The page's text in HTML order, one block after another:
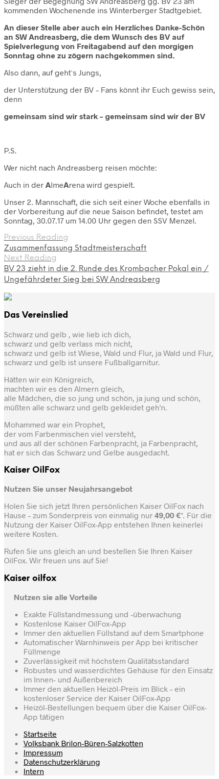
kommenden Wochenende ins Winterberger Stadtgebiet.
An dieser Stelle aber auch ein Herzliches Danke-Schön
an SW Andreasberg, die dem Wunsch des BV auf
Spielverlegung von Freitagabend auf den morgigen
Sonntag ohne zu zögern nachgekommen sind.
Also dann, auf geht`s Jungs,
der Unterstützung der BV – Fans könnt ihr Euch gewiss sein,
denn
gemeinsam sind wir stark – gemeinsam sind wir der BV
P.S.
Wer nicht nach Andreasberg reisen möchte:
Auch in der AlmeArena wird gespielt.
Unser 2. Mannschaft, die sich seit einer Woche ebenfalls in
der Vorbereitung auf die neue Saison befindet, testet am
Sonntag, 30.07.17 um 14.00 Uhr gegen den SSV Menzel.
Previous Reading
Zusammenfassung Stadtmeisterschaft
Next Reading
BV 23 zieht in die 2. Runde des Krombacher Pokal ein /
Ungefährdeter Sieg bei SW Andreasberg
Das Vereinslied
Schwarz und gelb , wie lieb ich dich,
schwarz und gelb verlass mich nicht,
schwarz und gelb ist Wiese, Wald und Flur, ja Wald und Flur,
schwarz und gelb ist unsere Fußballgarnitur.
Hätten wir ein Königreich,
machten wir es den Almern gleich,
alle Mädchen, die so jung und schön, ja jung und schön,
müßten alle schwarz und gelb gekleidet geh'n.
Mohammed war ein Prophet,
der vom Farbenmischen viel versteht,
und aus all der schönen Farbenpracht, ja Farbenpracht,
hat er sich das Schwarz und Gelbe ausgedacht.
Kaiser OilFox
Nutzen Sie unser Neujahrsangebot
Holen Sie sich jetzt Ihren persönlichen Kaiser OilFox nach
Hause – zum Sonderpreis von einmalig nur 49,00 €*. Für die
Nutzung der Kaiser OilFox-App entstehen Ihnen keinerlei
weitere Kosten.
Rufen Sie uns gleich an und bestellen Sie Ihren Kaiser
OilFox. Wir freuen uns auf Sie!
Kaiser oilfox
Nutzen sie alle Vorteile
Exakte Füllstandmessung und -überwachung
Kostenlose Kaiser OilFox-App
Immer den aktuellen Füllstand auf dem Smartphone
Automatischer Warnhinweis per App bei kritischer
Füllmenge
Zuverlässigkeit mit höchstem Qualitätsstandard
Robustes und wasserdichtes Gehäuse für den Einsatz
im Innen- und Außenbereich
Immer den aktuellen Heizöl-Preis im Blick – ein
kostenloser Service der Kaiser OilFox-App
Heizöl-Bestellungen bequem über die Kaiser OilFox-
App tätigen
Startseite
Volksbank Brilon-Büren-Salzkotten
Impressum
Datenschutzerklärung
Intern